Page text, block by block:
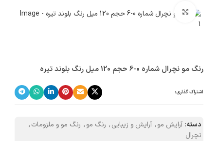
بزرگنمایی تصویر
رنگ مو نچرال شماره 0-6 حجم 120 میل رنگ بلوند تیره
اشتراک گذاری:
دسته: آرایش مو, آرایش و زیبایی, رنگ مو, رنگ مو و ملزومات,
نچرال